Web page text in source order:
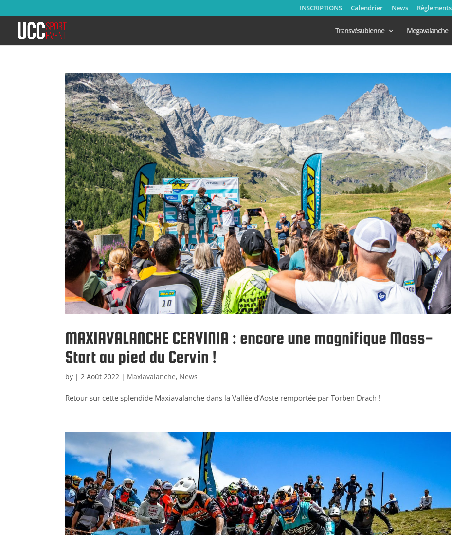
INSCRIPTIONS Calendrier News Règlements
Transvésubienne Megavalanche
MAXIAVALANCHE CERVINIA : encore une magnifique Mass-
Start au pied du Cervin !
by | 2 Août 2022 | Maxiavalanche, News
Retour sur cette splendide Maxiavalanche dans la Vallée d’Aoste remportée par Torben Drach !